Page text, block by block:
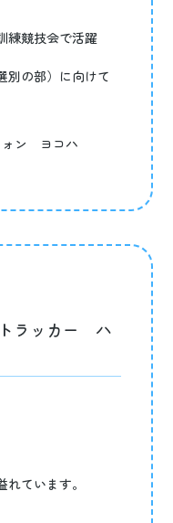
練競技会で活躍
別の部）に向けて
ラッカー ハ
ています。